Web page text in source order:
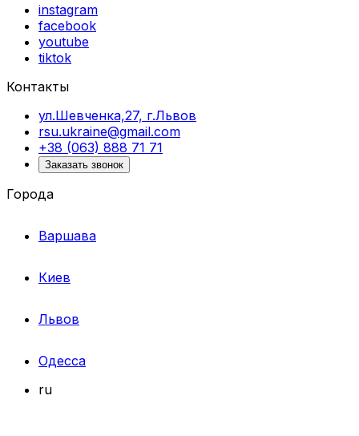
instagram
facebook
youtube
tiktok
Контакты
ул.Шевченка,27, г.Львов
rsu.ukraine@gmail.com
+38 (063) 888 71 71
Заказать звонок
Города
Варшава
Киев
Львов
Одесса
ru